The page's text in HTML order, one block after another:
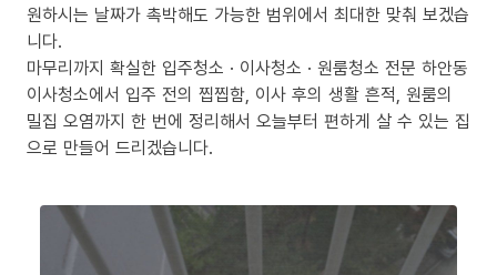
원하시는 날짜가 촉박해도 가능한 범위에서 최대한 맞춰 보겠습
니다.
마무리까지 확실한 입주청소 · 이사청소 · 원룸청소 전문 하안동
이사청소에서 입주 전의 찝찝함, 이사 후의 생활 흔적, 원룸의
밀집 오염까지 한 번에 정리해서 오늘부터 편하게 살 수 있는 집
으로 만들어 드리겠습니다.